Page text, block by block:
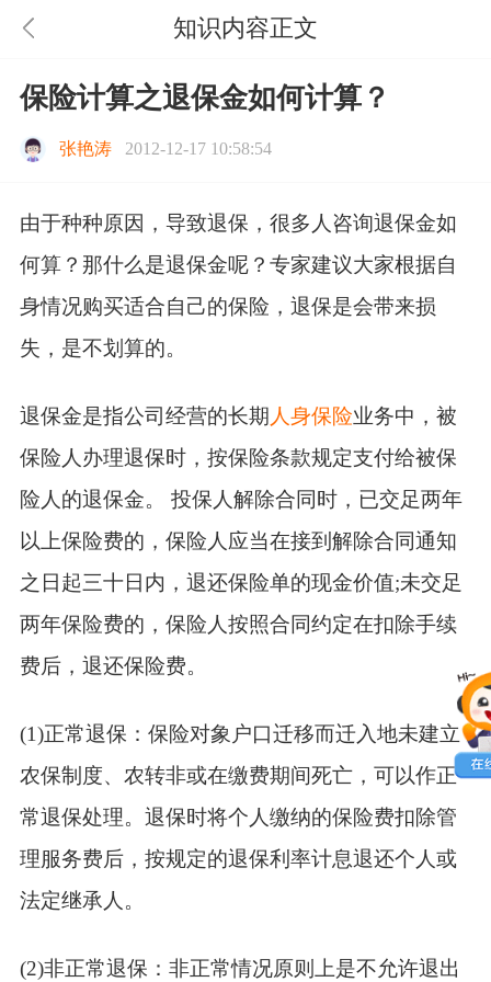
知识内容正文
保险计算之退保金如何计算？
张艳涛 2012-12-17 10:58:54
由于种种原因，导致退保，很多人咨询退保金如
何算？那什么是退保金呢？专家建议大家根据自
身情况购买适合自己的保险，退保是会带来损
失，是不划算的。
退保金是指公司经营的长期 人身保险业务中，被
保险人办理退保时，按保险条款规定支付给被保
险人的退保金。 投保人解除合同时，已交足两年
以上保险费的，保险人应当在接到解除合同通知
之日起三十日内，退还保险单的现金价值;未交足
两年保险费的，保险人按照合同约定在扣除手续
费后，退还保险费。
(1)正常退保：保险对象户口迁移而迁入地未建立
农保制度、农转非或在缴费期间死亡，可以作正
常退保处理。退保时将个人缴纳的保险费扣除管
理服务费后，按规定的退保利率计息退还个人或
法定继承人。
(2)非正常退保：非正常情况原则上是不允许退出